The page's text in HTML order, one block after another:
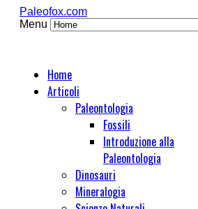
Paleofox.com
Menu
Home
Articoli
Paleontologia
Fossili
Introduzione alla
Paleontologia
Dinosauri
Mineralogia